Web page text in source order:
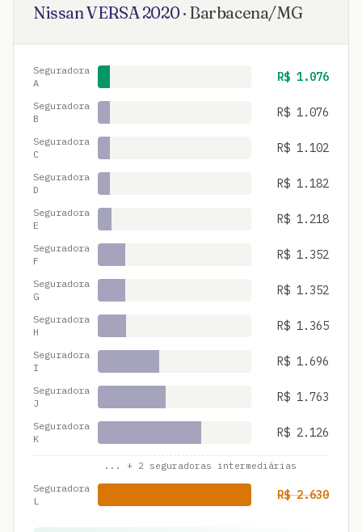
NissanVERSA2020· Barbacena/MG
Seguradora
A
R$ 1.076
Seguradora
B
R$ 1.076
Seguradora
C
R$ 1.102
Seguradora
D
R$ 1.182
Seguradora
E
R$ 1.218
Seguradora
F
R$ 1.352
Seguradora
G
R$ 1.352
Seguradora
H
R$ 1.365
Seguradora
I
R$ 1.696
Seguradora
J
R$ 1.763
Seguradora
K
R$ 2.126
... + 2 seguradoras intermediárias
Seguradora
L
R$2.630